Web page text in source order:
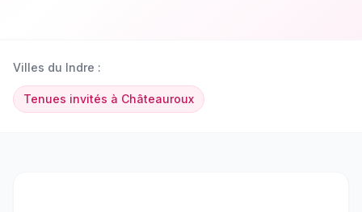
Villes du Indre :
Tenues invités à Châteauroux